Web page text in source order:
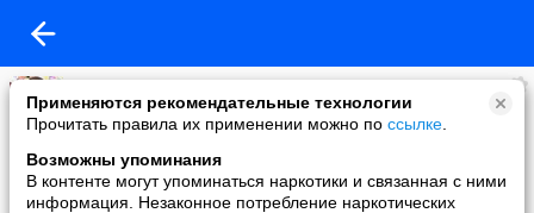
Применяются рекомендательные технологии
Прочитать правила их применении можно по ссылке
Возможны упоминания
В контенте могут упоминаться наркотики и связанная с ними
информация. Незаконное потребление наркотических
Владимир Буров
added a photo
02 Jun в 20:17